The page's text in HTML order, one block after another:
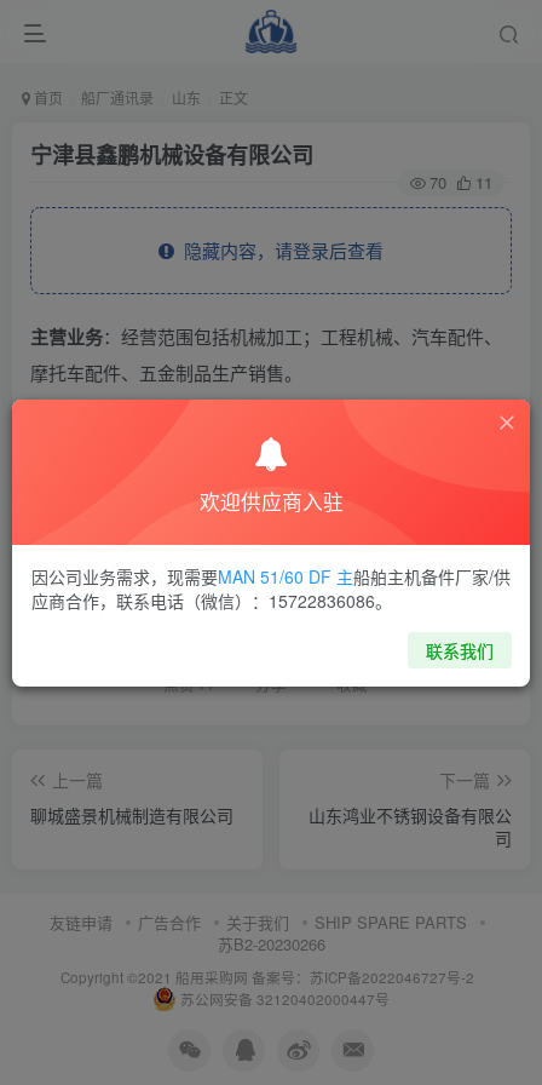
首页 船厂通讯录 山东 正文
宁津县鑫鹏机械设备有限公司
70 11
隐藏内容，请登录后查看
主营业务：经营范围包括机械加工；工程机械、汽车配件、
摩托车配件、五金制品生产销售。
THE END
山东
喜欢就支持一下吧
点赞11 分享 收藏
上一篇
聊城盛景机械制造有限公司
下一篇
山东鸿业不锈钢设备有限公
司
友链申请 广告合作 关于我们
SHIP SPARE PARTS
苏B2-20230266
Copyright ©2021 船用采购网 备案号：苏ICP备2022046727号-2
苏公网安备 32120402000447号
欢迎供应商入驻
因公司业务需求，现需要MAN 51/60 DF 主船舶主机备件厂家/供
应商合作，联系电话（微信）：15722836086。
联系我们